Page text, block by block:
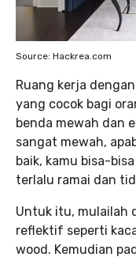
Source: Hackrea.com
Ruang kerja
yang cocok bagi
benda mewah dan
sangat mewah,
baik, kamu bisa-
terlalu ramai dan
Untuk itu, mulailah
reflektif seperti
wood. Kemudian